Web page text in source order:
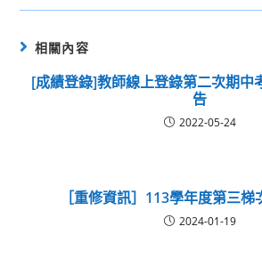
相關內容
[成績登錄]教師線上登錄第二次期中
告
2022-05-24
［重修資訊］113學年度第三
2024-01-19